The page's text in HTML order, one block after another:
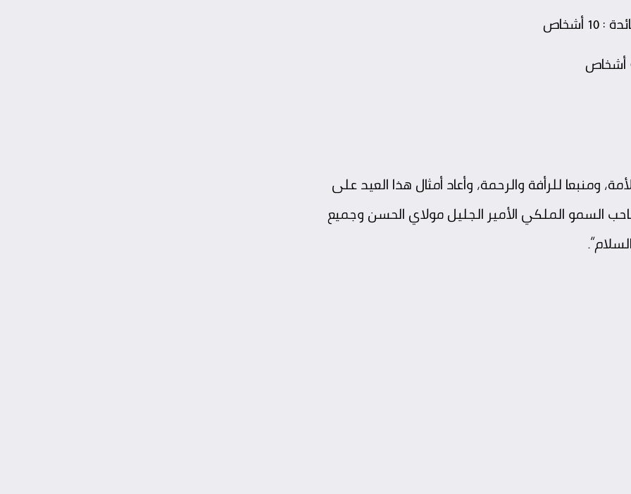
أشخاص
ومنبعا للرأفة والرحمة، وأعاد أمثال هذا العيد على
السمو الملكي الأمير الجليل مولاي الحسن وجميع